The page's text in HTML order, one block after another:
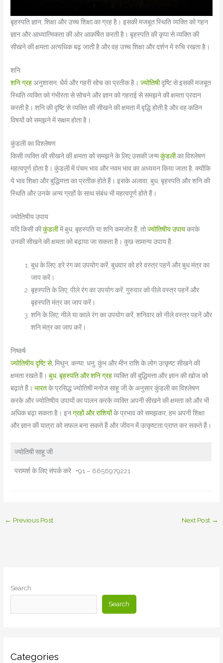
बृहस्पति ज्ञान, शिक्षा और उच्च शिक्षा का ग्रह है। इसकी मजबूत स्थिति व्यक्ति को गहन
ज्ञान और आध्यात्मिकता की ओर आकर्षित करती है। बृहस्पति की कृपा से व्यक्ति की
सीखने की क्षमता अत्यधिक बढ़ जाती है और वह उच्च शिक्षा और दर्शन में रुचि रखता है।
शनि
शनि ग्रहअनुशासन, धैर्य और गहरी सोच का प्रतीक है।ज्योतिषीदृष्टि से इसकी मजबूत
स्थिति व्यक्ति को गंभीरता से सोचने और ज्ञान को गहराई से समझने की क्षमता प्रदान
करती है। शनि की दृष्टि से व्यक्ति की सीखने की क्षमता में वृद्धि होती है और वह कठिन
विषयों को समझने में सक्षम होता है।
कुंडली का विश्लेषण
किसी व्यक्ति की सीखने की क्षमता को समझने के लिए उसकी जन्मकुंडलीका विश्लेषण
महत्वपूर्ण होता है। कुंडली में पंचम भाव और नवम भाव का अध्ययन किया जाता है, क्योंकि
ये भाव शिक्षा और बुद्धिमत्ता का प्रतीक होते हैं। इसके अलावा, बुध, बृहस्पति और शनि की
स्थिति और उनके अन्य ग्रहों के साथ संबंध भी महत्वपूर्ण होते हैं।
ज्योतिषीय उपाय
यदि किसी कीकुंडलीमें बुध, बृहस्पति या शनि कमजोर हैं, तोज्योतिषीय उपायकरके
उनकी सीखने की क्षमता को बढ़ाया जा सकता है। कुछ सामान्य उपाय हैं:
बुध के लिए: हरे रंग का उपयोग करें, बुधवार को हरे वस्त्र पहनें और बुध मंत्र का
जाप करें।
बृहस्पति के लिए: पीले रंग का उपयोग करें, गुरुवार को पीले वस्त्र पहनें और
बृहस्पति मंत्र का जाप करें।
शनि के लिए:नीले या काले रंग का उपयोग करें, शनिवार को नीले वस्त्र पहनें और
शनि मंत्र का जाप करें।
निष्कर्ष
ज्योतिषीय दृष्टि से, मिथुन, कन्या, धनु, कुंभ और मीन राशि के लोग उत्कृष्ट सीखने की
क्षमता रखते हैं। बुध, बृहस्पति और शनि ग्रहव्यक्ति की बुद्धिमत्ता और ज्ञान की खोज को
बढ़ाते हैं। भारतके प्रसिद्ध ज्योतिषी मनोजसाहू जी के अनुसार कुंडली का विश्लेषण
करके और ज्योतिषीय उपायों का पालन करके व्यक्ति अपनी सीखने की क्षमता को और भी
अधिक बढ़ा सकता है। इनग्रहों और राशियोंके प्रभाव को समझकर, हम अपनी शिक्षा
और ज्ञान की यात्रा को सफल बना सकते हैं और जीवन में उत्कृष्टता प्राप्त कर सकते हैं।
ज्योतिषी साहू जी
परामर्श के लिए संपर्क करे : +91 – 8656979221
← Previous Post Next Post →
Search
Search
Categories